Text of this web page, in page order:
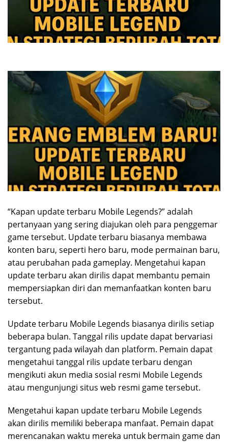
“Kapan update terbaru Mobile Legends?” adalah
pertanyaan yang sering diajukan oleh para penggemar
game tersebut. Update terbaru biasanya membawa
konten baru, seperti hero baru, mode permainan baru,
atau perubahan pada gameplay. Mengetahui kapan
update terbaru akan dirilis dapat membantu pemain
mempersiapkan diri dan memanfaatkan konten baru
tersebut.
Update terbaru Mobile Legends biasanya dirilis setiap
beberapa bulan. Tanggal rilis update dapat bervariasi
tergantung pada wilayah dan platform. Pemain dapat
mengetahui tanggal rilis update terbaru dengan
mengikuti akun media sosial resmi Mobile Legends
atau mengunjungi situs web resmi game tersebut.
Mengetahui kapan update terbaru Mobile Legends
akan dirilis memiliki beberapa manfaat. Pemain dapat
merencanakan waktu mereka untuk bermain game dan